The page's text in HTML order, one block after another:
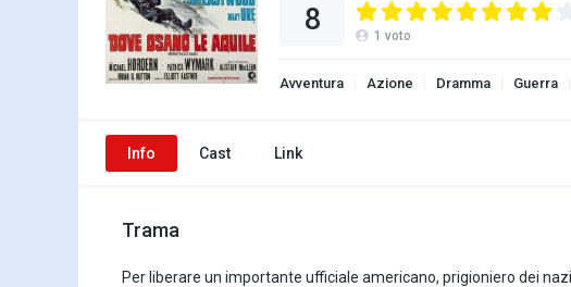
8 1 voto
Avventura Azione Dramma Guerra
Info Cast Link
Trama
Per liberare un importante ufficiale americano, prigioniero dei